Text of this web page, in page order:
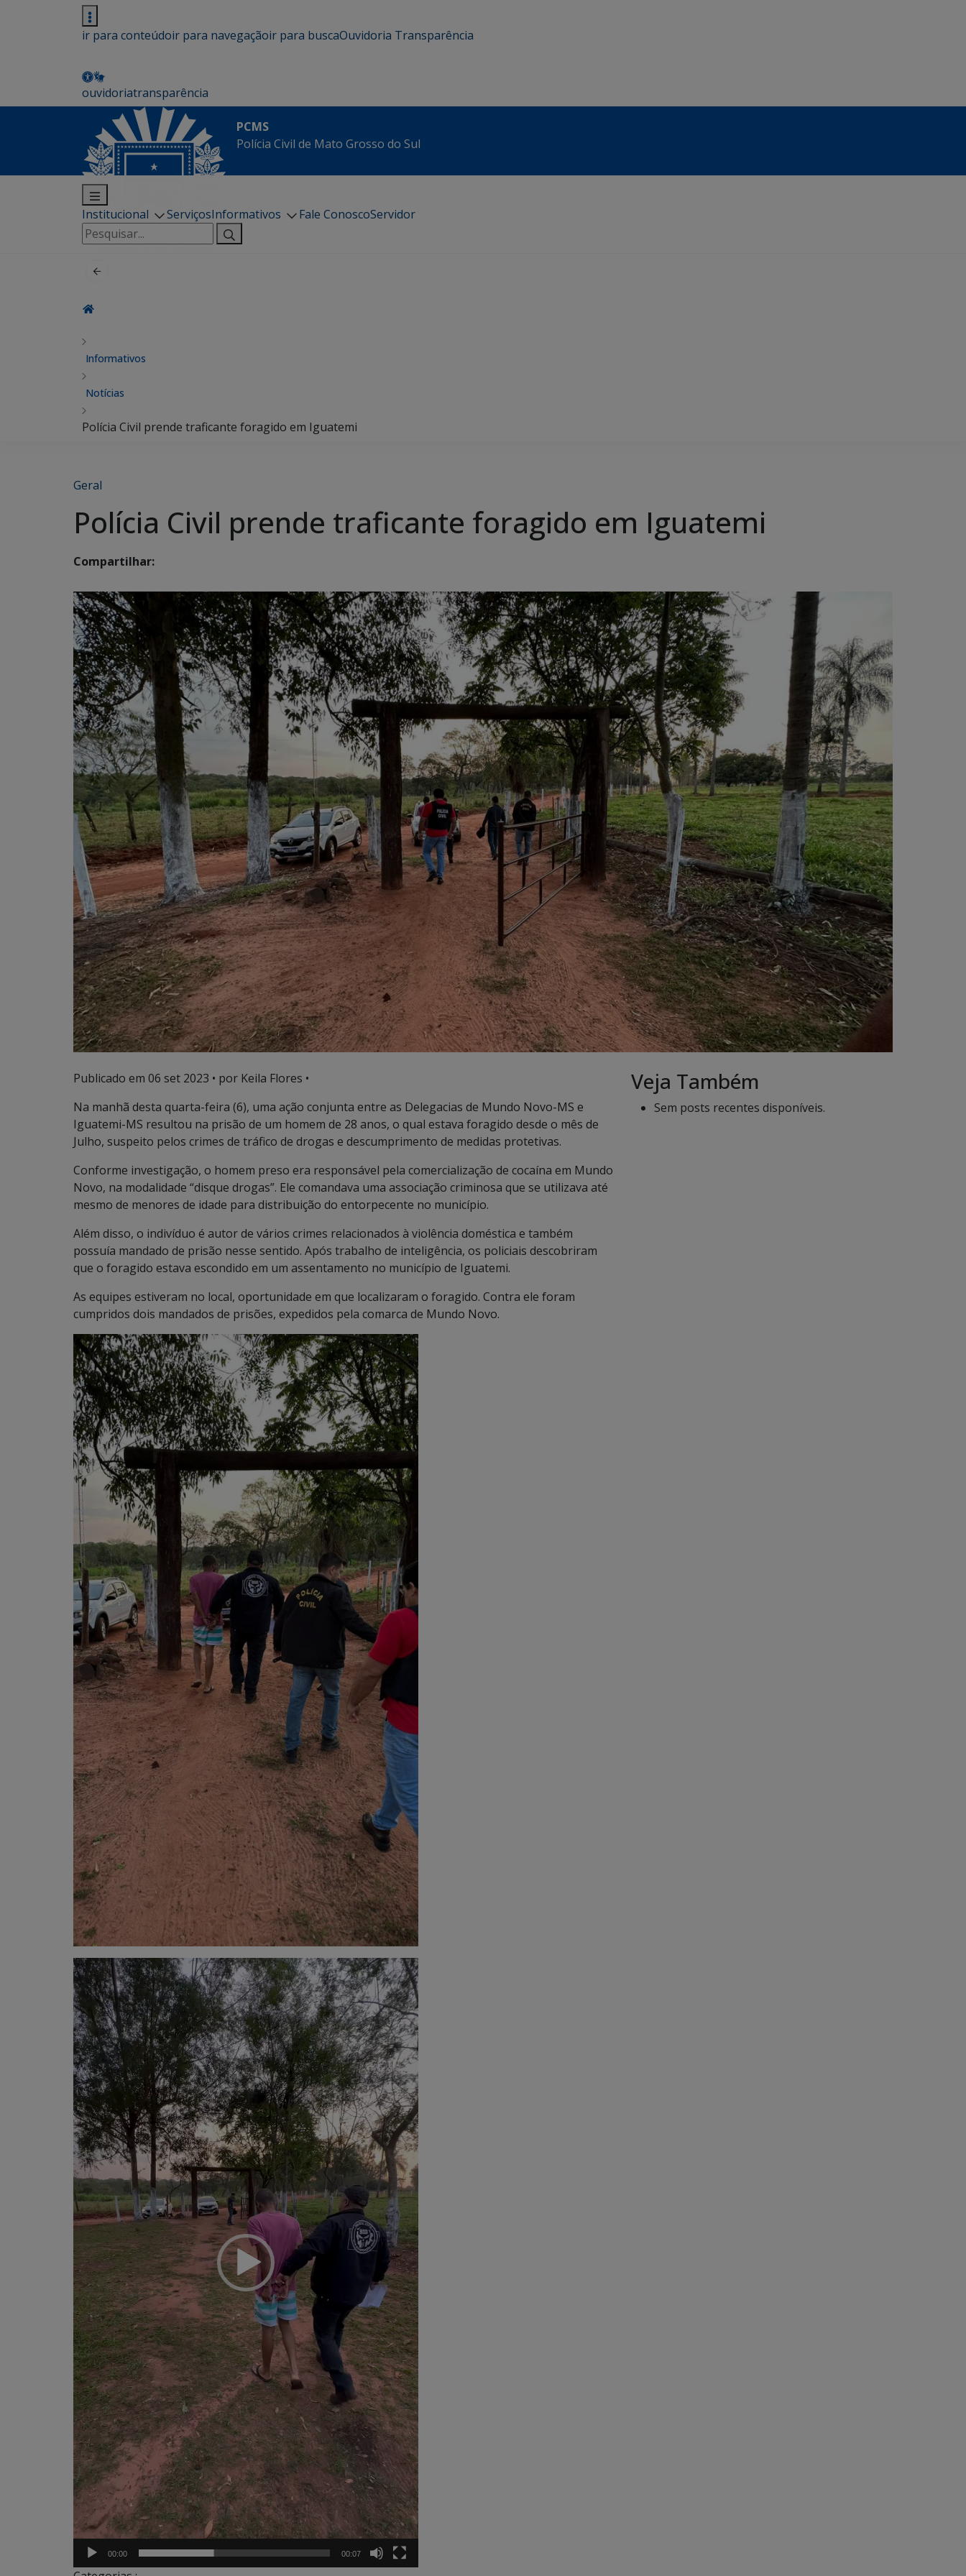
ir para conteúdoir para navegaçãoir para buscaOuvidoria Transparência
ouvidoriatransparência
PCMS
Polícia Civil de Mato Grosso do Sul
Institucional ServiçosInformativos Fale ConoscoServidor
Pesquisar
por:
Informativos
Notícias
Polícia Civil prende traficante foragido em Iguatemi
Geral
Polícia Civil prende traficante foragido em Iguatemi
Compartilhar:
Publicado em 06 set 2023 • por Keila Flores •
Na manhã desta quarta-feira (6), uma ação conjunta entre as Delegacias de Mundo Novo-MS e
Iguatemi-MS resultou na prisão de um homem de 28 anos, o qual estava foragido desde o mês de
Julho, suspeito pelos crimes de tráfico de drogas e descumprimento de medidas protetivas.
Conforme investigação, o homem preso era responsável pela comercialização de cocaína em Mundo
Novo, na modalidade “disque drogas”. Ele comandava uma associação criminosa que se utilizava até
mesmo de menores de idade para distribuição do entorpecente no município.
Além disso, o indivíduo é autor de vários crimes relacionados à violência doméstica e também
possuía mandado de prisão nesse sentido. Após trabalho de inteligência, os policiais descobriram
que o foragido estava escondido em um assentamento no município de Iguatemi.
As equipes estiveram no local, oportunidade em que localizaram o foragido. Contra ele foram
cumpridos dois mandados de prisões, expedidos pela comarca de Mundo Novo.
Tocador
de
vídeo
00:00 00:07
Veja Também
Sem posts recentes disponíveis.